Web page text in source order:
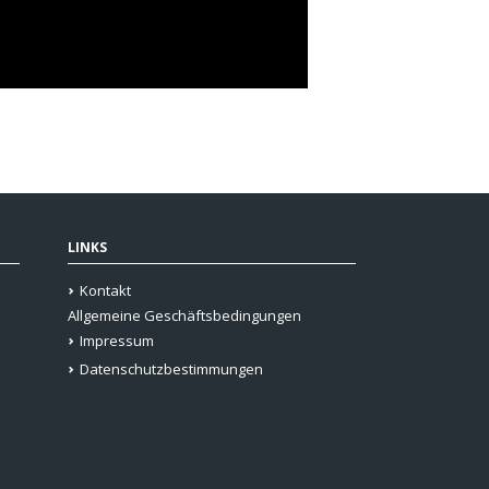
LINKS
Kontakt
Allgemeine Geschäftsbedingungen
Impressum
Datenschutzbestimmungen